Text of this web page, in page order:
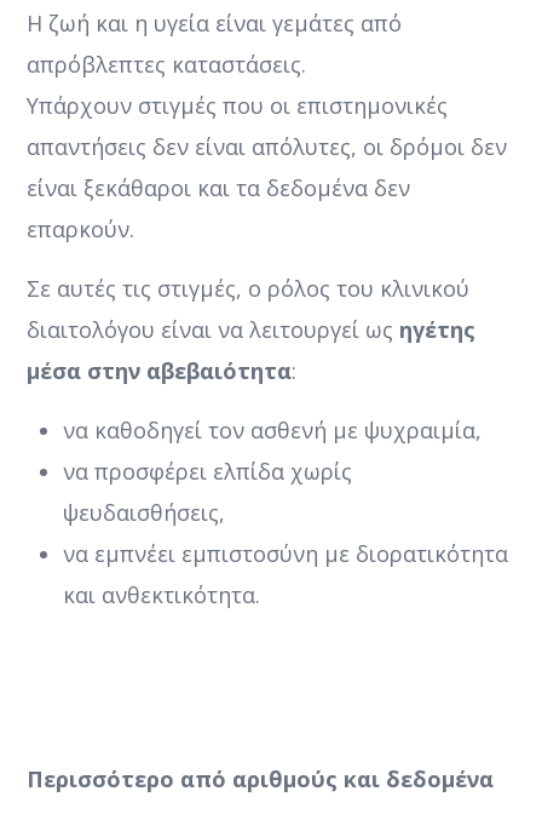
Η ζωή και η υγεία είναι γεμάτες από
απρόβλεπτες καταστάσεις.
Υπάρχουν στιγμές που οι επιστημονικές
απαντήσεις δεν είναι απόλυτες, οι δρόμοι δεν
είναι ξεκάθαροι και τα δεδομένα δεν
επαρκούν.
Σε αυτές τις στιγμές, ο ρόλος του κλινικού
διαιτολόγου είναι να λειτουργεί ως ηγέτης
μέσα στην αβεβαιότητα:
να καθοδηγεί τον ασθενή με ψυχραιμία,
να προσφέρει ελπίδα χωρίς
ψευδαισθήσεις,
να εμπνέει εμπιστοσύνη με διορατικότητα
και ανθεκτικότητα.
Περισσότερο από αριθμούς και δεδομένα